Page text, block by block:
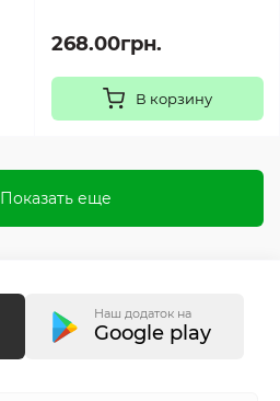
268.00грн.
В корзину
Показать еще
Наш додаток на
Google play